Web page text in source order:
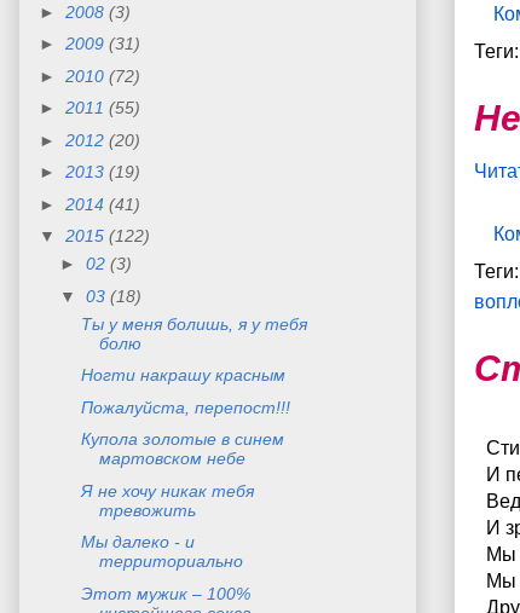
Теги:
Теги:
И
И
Мы
Мы
► 2008 (3)
► 2009 (31)
► 2010 (72)
► 2011 (55)
► 2012 (20)
► 2013 (19)
► 2014 (41)
▼ 2015 (122)
► 02 (3)
▼ 03 (18)
Ты у меня болишь, я у тебя
болю
Ногти накрашу красным
Пожалуйста, перепост!!!
Купола золотые в синем
мартовском небе
Я не хочу никак тебя
тревожить
Мы далеко - и
территориально
Этот мужик – 100%